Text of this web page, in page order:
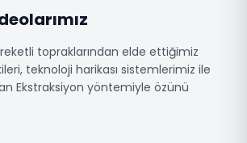
topraklarından elde ettiğimiz
teknoloji harikası sistemlerimiz ile
Ekstraksiyon yöntemiyle özünü